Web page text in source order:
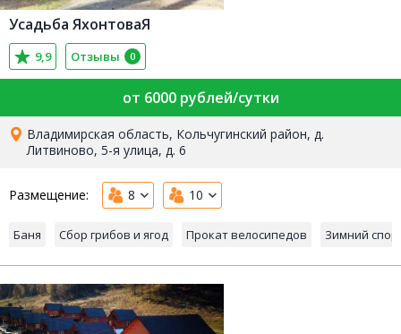
Усадьба ЯхонтоваЯ
9,9 Отзывы 0
от 6000 рублей/сутки
Владимирская область, Кольчугинский район, д.
Литвиново, 5-я улица, д. 6
Размещение: 8 10
Баня Сбор грибов и ягод Прокат велосипедов Зимний